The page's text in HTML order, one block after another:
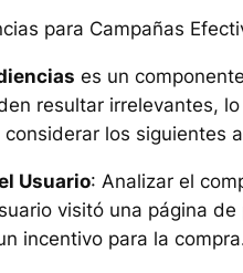
para Campañas
es un
resultar irrelevantes,
los siguientes
Usuario: Analizar el
visitó una página
incentivo para la